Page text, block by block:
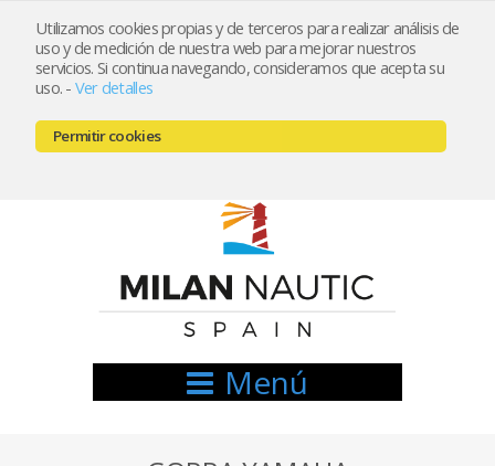
Utilizamos cookies propias y de terceros para realizar análisis de
uso y de medición de nuestra web para mejorar nuestros
servicios. Si continua navegando, consideramos que acepta su
uso. - Ver detalles
Permitir cookies
Registrarse Mi cuenta
666521122 // 654999333
Menú